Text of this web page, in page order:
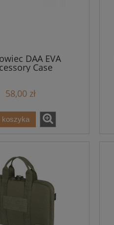
DAA EVA
Case
58,00 zł
koszyka